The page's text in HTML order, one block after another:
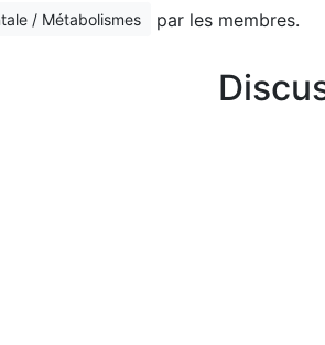
/ Métabolismes par les membres.